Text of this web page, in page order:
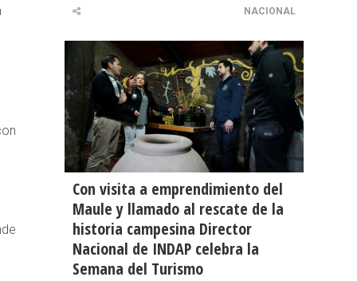
NACIONAL
Con visita a emprendimiento del
Maule y llamado al rescate de la
historia campesina Director
Nacional de INDAP celebra la
Semana del Turismo